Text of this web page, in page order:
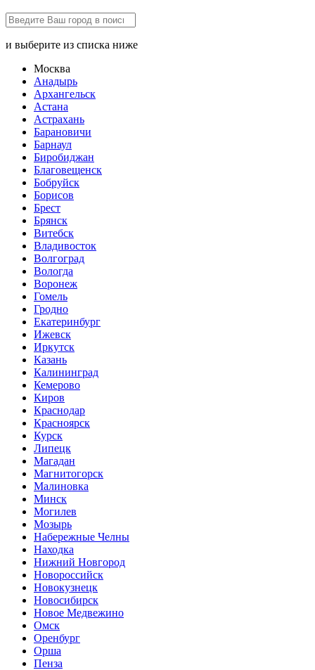
и выберите из списка ниже
Москва
Анадырь
Архангельск
Астана
Астрахань
Барановичи
Барнаул
Биробиджан
Благовещенск
Бобруйск
Борисов
Брест
Брянск
Витебск
Владивосток
Волгоград
Вологда
Воронеж
Гомель
Гродно
Екатеринбург
Ижевск
Иркутск
Казань
Калининград
Кемерово
Киров
Краснодар
Красноярск
Курск
Липецк
Магадан
Магнитогорск
Малиновка
Минск
Могилев
Мозырь
Набережные Челны
Находка
Нижний Новгород
Новороссийск
Новокузнецк
Новосибирск
Новое Медвежино
Омск
Оренбург
Орша
Пенза